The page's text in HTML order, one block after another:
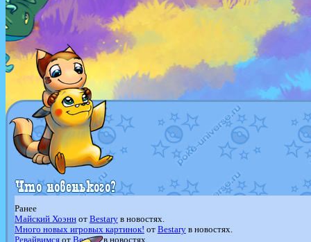
Ранее
Майский Хоэннот Bestaryв новостях.
Много новых игровых картинок! от Bestaryв новостях.
Ревайвимсяот Bestaryв новостях.